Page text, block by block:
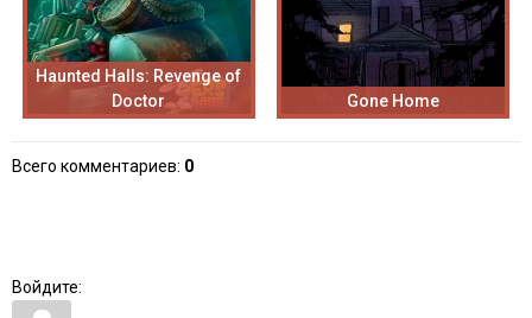
Haunted Halls: Revenge of
Doctor
Gone Home
Всего комментариев: 0
Войдите: